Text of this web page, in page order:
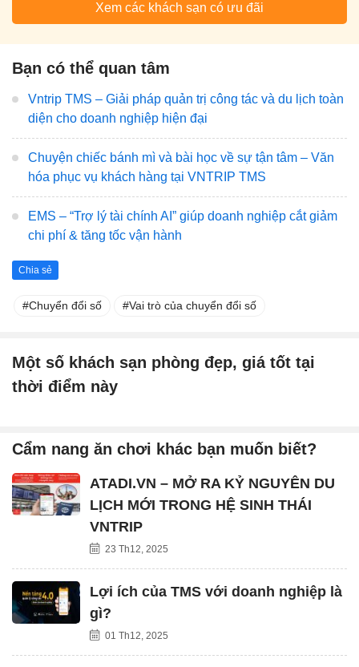
Xem các khách sạn có ưu đãi
Bạn có thể quan tâm
Vntrip TMS – Giải pháp quản trị công tác và du lịch toàn
diện cho doanh nghiệp hiện đại
Chuyện chiếc bánh mì và bài học về sự tận tâm – Văn
hóa phục vụ khách hàng tại VNTRIP TMS
EMS – “Trợ lý tài chính AI” giúp doanh nghiệp cắt giảm
chi phí & tăng tốc vận hành
Chia sẻ
Chuyển đổi số Vai trò của chuyển đổi số
Một số khách sạn phòng đẹp, giá tốt tại
thời điểm này
Cẩm nang ăn chơi khác bạn muốn biết?
ATADI.VN – MỞ RA KỶ NGUYÊN DU
LỊCH MỚI TRONG HỆ SINH THÁI
VNTRIP
23 Th12, 2025
Lợi ích của TMS với doanh nghiệp là
gì?
01 Th12, 2025